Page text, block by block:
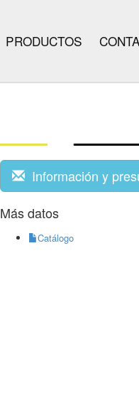
PRODUCTOS
Información y
Más datos
Catálogo